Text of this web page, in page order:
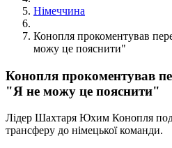
Німеччина
Конопля прокоментував
можу це пояснити"
Конопля прокоментував
"Я не можу це пояснити"
Лідер Шахтаря Юхим Конопля
трансферу до німецької команди.